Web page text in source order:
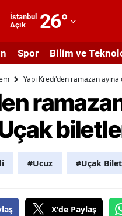
İstanbul
Açık
26°
Adıyaman
Afyonkarahisar
Ağrı
Amasya
Ankara
Artvin
Spor Bilim ve
Yapı Kredi'den ramazan
#Ucuz #Uçak
X'de Paylaş